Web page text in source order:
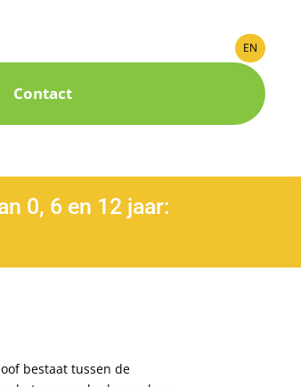
EN
Contact
0, 6 en 12 jaar:
bestaat tussen de